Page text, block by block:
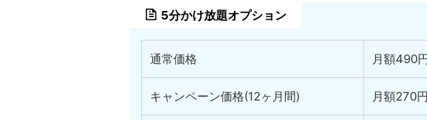
5分かけ放題オプション
通常価格 月額490
キャンペーン価格(12ヶ月間) 月額270